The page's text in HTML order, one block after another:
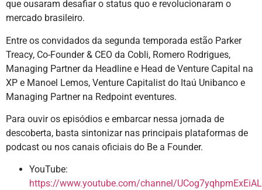
que ousaram desafiar o status quo e revolucionaram o
mercado brasileiro.
Entre os convidados da segunda temporada estão Parker
Treacy, Co-Founder & CEO da Cobli, Romero Rodrigues,
Managing Partner da Headline e Head de Venture Capital na
XP e Manoel Lemos, Venture Capitalist do Itaú Unibanco e
Managing Partner na Redpoint eventures.
Para ouvir os episódios e embarcar nessa jornada de
descoberta, basta sintonizar nas principais plataformas de
podcast ou nos canais oficiais do Be a Founder.
YouTube:
https://www.youtube.com/channel/